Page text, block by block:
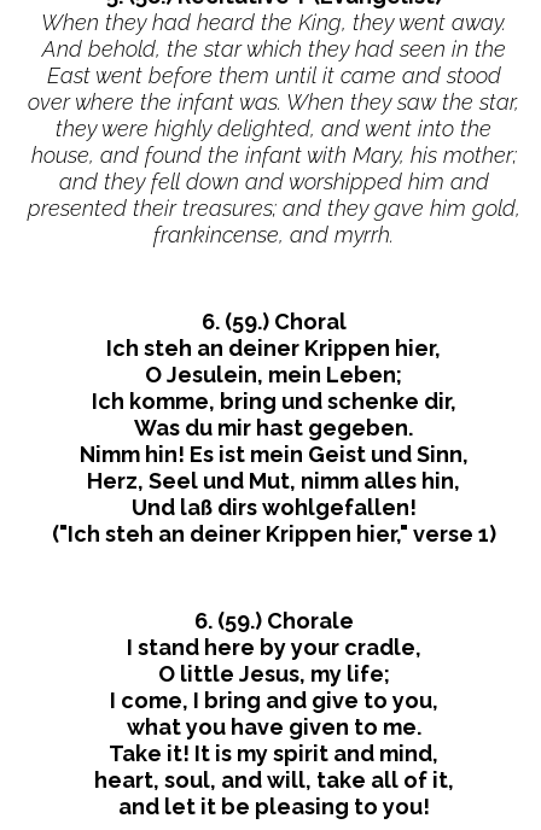
When they had heard the King, they went away.
And behold, the star which they had seen in the
East went before them until it came and stood
over where the infant was. When they saw the star,
they were highly delighted, and went into the
house, and found the infant with Mary, his mother;
and they fell down and worshipped him and
presented their treasures; and they gave him gold,
frankincense, and myrrh.
6. (59.) Choral
Ich steh an deiner Krippen hier,
O Jesulein, mein Leben;
Ich komme, bring und schenke dir,
Was du mir hast gegeben.
Nimm hin! Es ist mein Geist und Sinn,
Herz, Seel und Mut, nimm alles hin,
Und laß dirs wohlgefallen!
("Ich steh an deiner Krippen hier," verse 1)
6. (59.) Chorale
I stand here by your cradle,
O little Jesus, my life;
I come, I bring and give to you,
what you have given to me.
Take it! It is my spirit and mind,
heart, soul, and will, take all of it,
and let it be pleasing to you!